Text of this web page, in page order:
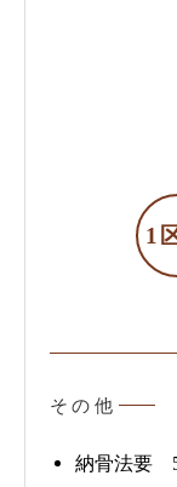
1
その他
納骨法要